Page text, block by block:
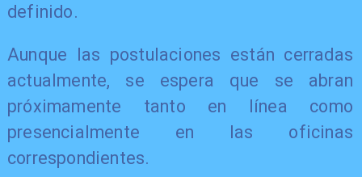
definido.
Aunque las postulaciones están cerradas
actualmente, se espera que se abran
próximamente tanto en línea como
presencialmente en las oficinas
correspondientes.